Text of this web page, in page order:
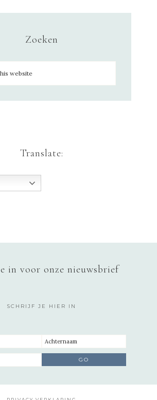
Zoeken
Translate:
in voor onze nieuwsbrief
SCHRIJF JE HIER IN